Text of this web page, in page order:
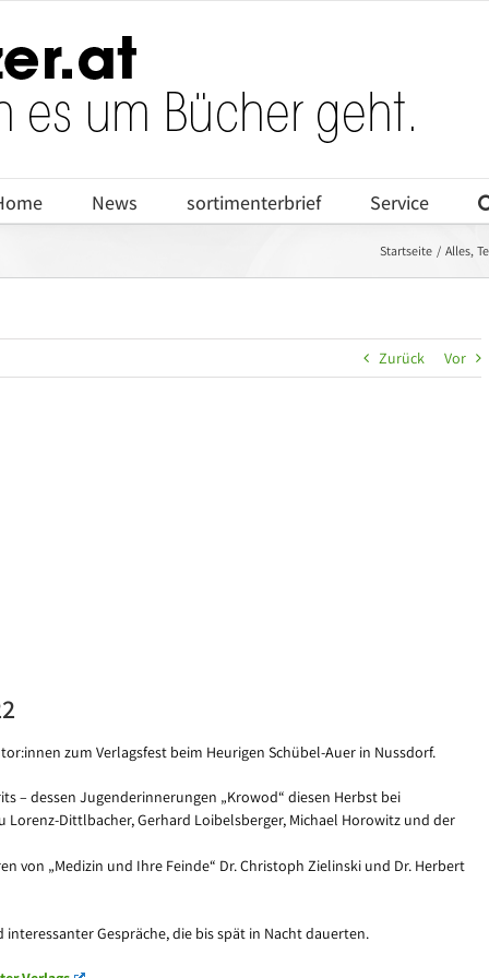
News sortimenterbrief Service
Startseite Alles
Zurück Vor
zum Verlagsfest beim Heurigen Schübel-Auer in Nussdorf.
– dessen Jugenderinnerungen „Krowod“ diesen Herbst bei
Dittlbacher, Gerhard Loibelsberger, Michael Horowitz und der
von „Medizin und Ihre Feinde“ Dr. Christoph Zielinski und Dr. Herbert
Gespräche, die bis spät in Nacht dauerten.